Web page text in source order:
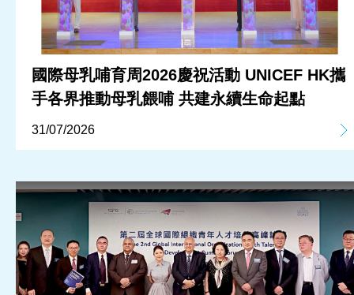
國際母乳哺育周2026慶祝活動 UNICEF HK攜
手各界推動母乳餵哺 共建永續生命起點
31/07/2026